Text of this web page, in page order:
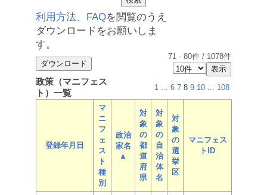
利用方法、 FAQを閲覧のうえ
ダウンロードをお願いしま
す。
71 - 80件 / 1078件
政策（マニフェス
ト）一覧
1 ... 6 7 8 9 10 ... 108
登録年月日
マ
ニ
フ
ェ
ス
ト
種
別
政治
家名
▲
対
象
の
都
道
府
県
対
象
の
自
治
体
名
対
象
の
選
挙
区
マニフェス
トID